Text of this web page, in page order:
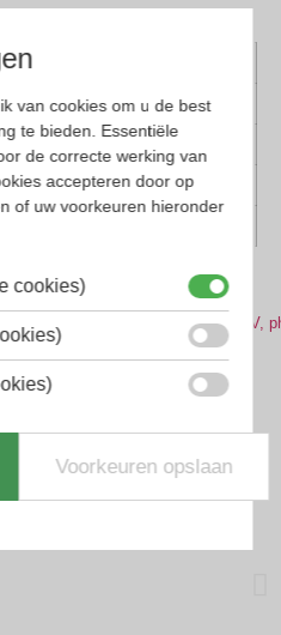
Heren
van cookies om u de best
te bieden. Essentiële
de correcte werking van
accepteren door op
of uw voorkeuren hieronder
cookies)
Voorkeuren opslaan